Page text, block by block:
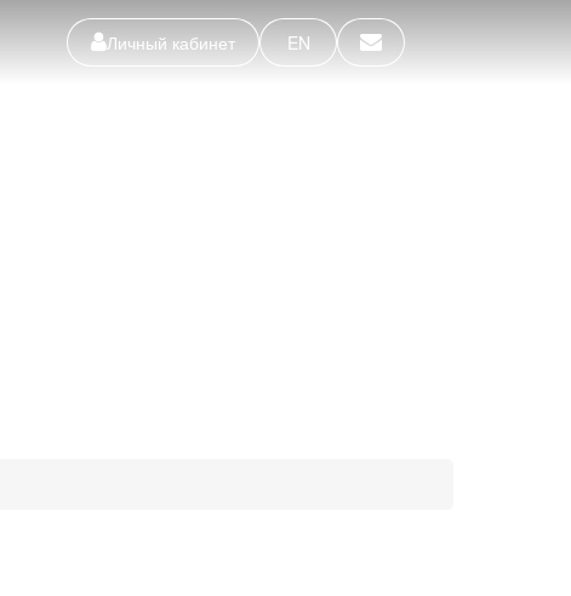
Личный кабинет EN